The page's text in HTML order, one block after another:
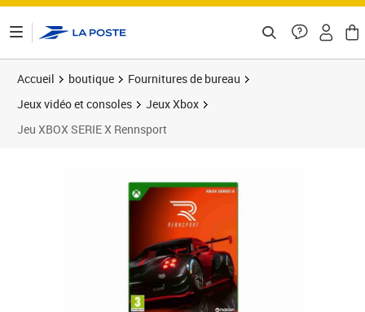
Accueil boutique
Fournitures de bureau
Jeux vidéo et consoles
Jeux Xbox
Jeu XBOX SERIE X Rennsport